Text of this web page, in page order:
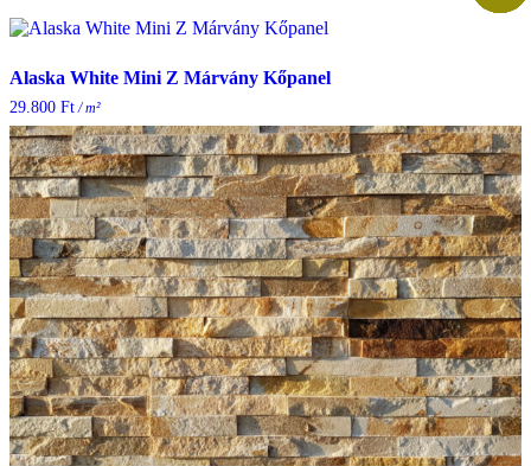
Alaska White Mini Z Márvány Kőpanel
29.800 Ft/ m²